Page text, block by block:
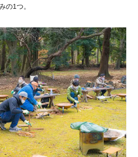
の1つ。